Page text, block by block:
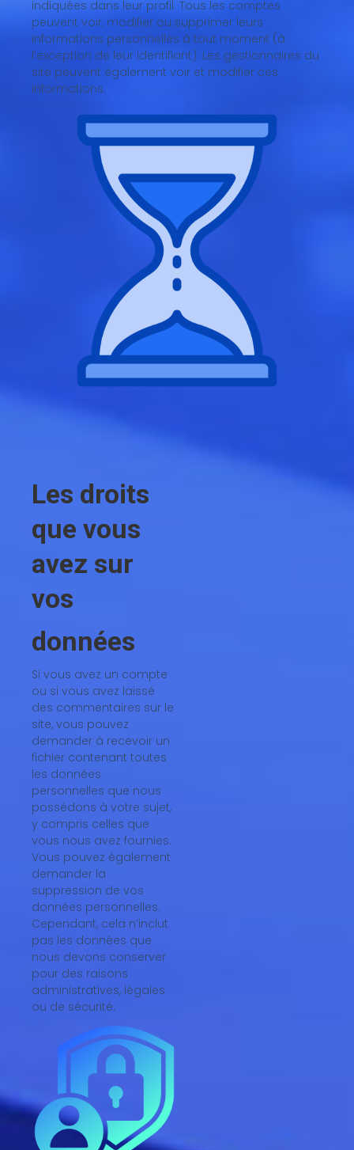
indiquées dans leur profil. Tous les comptes
peuvent voir, modifier ou supprimer leurs
informations personnelles à tout moment (à
l’exception de leur identifiant). Les gestionnaires du
site peuvent également voir et modifier ces
informations.
Les droits
que vous
avez sur
vos
données
Si vous avez un compte
ou si vous avez laissé
des commentaires sur le
site, vous pouvez
demander à recevoir un
fichier contenant toutes
les données
personnelles que nous
possédons à votre sujet,
y compris celles que
vous nous avez fournies.
Vous pouvez également
demander la
suppression de vos
données personnelles.
Cependant, cela n’inclut
pas les données que
nous devons conserver
pour des raisons
administratives, légales
ou de sécurité.